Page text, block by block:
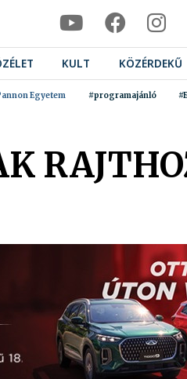
KULT KÖZÉRDEKŰ
Egyetem #programajánló